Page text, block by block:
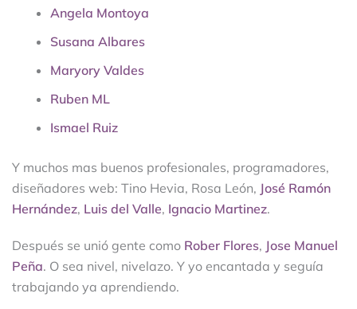
Angela Montoya
Susana Albares
Maryory Valdes
Ruben ML
Ismael Ruiz
Y muchos mas buenos profesionales, programadores,
diseñadores web: Tino Hevia, Rosa León, José Ramón
Hernández, Luis del Valle, Ignacio Martinez.
Después se unió gente como Rober Flores, Jose Manuel
Peña. O sea nivel, nivelazo. Y yo encantada y seguía
trabajando ya aprendiendo.